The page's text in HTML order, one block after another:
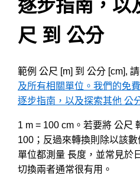
逐步指南，以
尺 到 公分
範例 公尺 [m] 到 公分 [cm],
及所有相關單位。我們的免
逐步指南，以及探索其他 公
1 m = 100 cm。若要將 公尺
100；反過來轉換則除以該
單位都測量 長度，並常見於
切換兩者通常很有用。